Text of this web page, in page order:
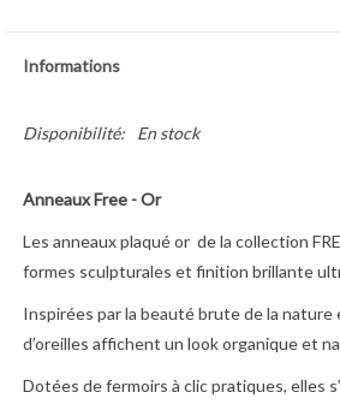
Informations
Disponibilité: En stock
Anneaux Free - Or
Les anneaux plaqué or de la collection
formes sculpturales et finition brillante
Inspirées par la beauté brute de la
d’oreilles affichent un look organique et
Dotées de fermoirs à clic pratiques,